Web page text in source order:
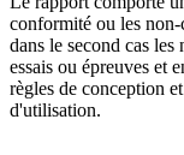
conformité ou les
dans le second cas
essais ou épreuves et
règles de conception
d'utilisation.